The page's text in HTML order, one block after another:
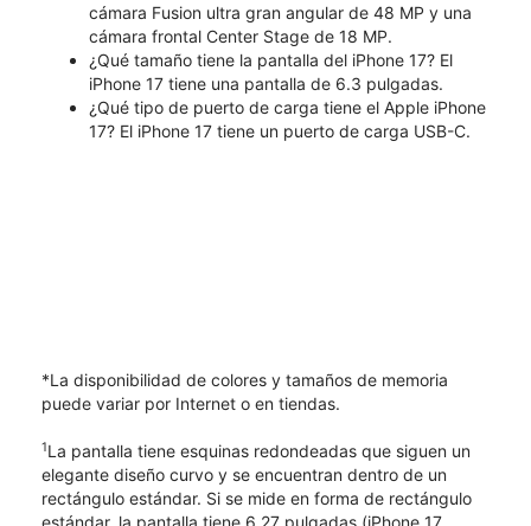
cámara Fusion ultra gran angular de 48 MP y una
cámara frontal Center Stage de 18 MP.
¿Qué tamaño tiene la pantalla del iPhone 17? El
iPhone 17 tiene una pantalla de 6.3 pulgadas.
¿Qué tipo de puerto de carga tiene el Apple iPhone
17? El iPhone 17 tiene un puerto de carga USB-C.
*La disponibilidad de colores y tamaños de memoria
puede variar por Internet o en tiendas.
1La pantalla tiene esquinas redondeadas que siguen un
elegante diseño curvo y se encuentran dentro de un
rectángulo estándar. Si se mide en forma de rectángulo